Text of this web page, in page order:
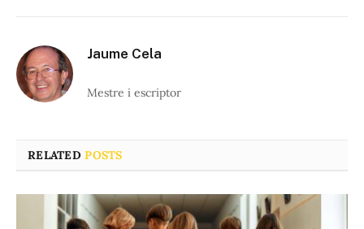
Jaume Cela
Mestre i escriptor
RELATEDPOSTS